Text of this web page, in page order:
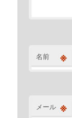
名前 ※
メール ※